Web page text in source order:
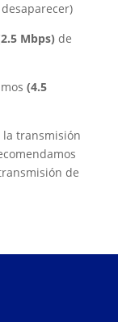
Mbps) de
(4.5
la transmisión
de